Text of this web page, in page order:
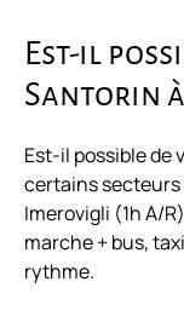
Est-il
Santorin à
Est-il possible de
certains secteurs
Imerovigli (1h A/
marche + bus,
rythme.